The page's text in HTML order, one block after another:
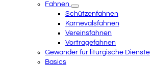
Fahnen
Schützenfahnen
Karnevalsfahnen
Vereinsfahnen
Vortragefahnen
Gewänder für liturgische Dienste
Basics